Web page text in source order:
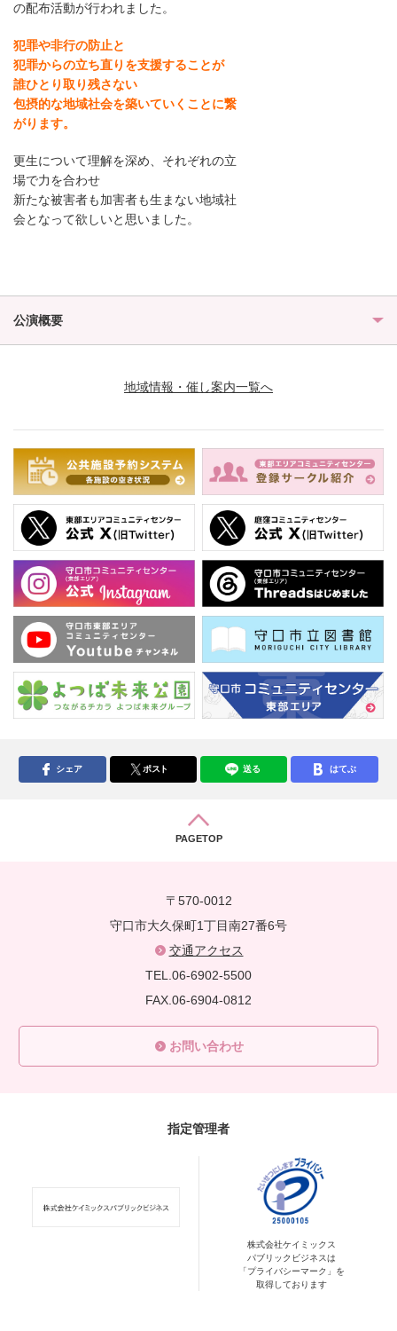
の配布活動が行われました。
犯罪や非行の防止と
犯罪からの立ち直りを支援することが
誰ひとり取り残さない
包摂的な地域社会を築いていくことに繋
がります。
更生について理解を深め、それぞれの立
場で力を合わせ
新たな被害者も加害者も生まない地域社
会となって欲しいと思いました。
公演概要
地域情報・催し案内一覧へ
シェア ポスト 送る はてぶ
PAGETOP
〒570-0012
守口市大久保町1丁目南27番6号
交通アクセス
TEL.06-6902-5500
FAX.06-6904-0812
お問い合わせ
指定管理者
株式会社ケイミックス
パブリックビジネスは
「プライバシーマーク」を
取得しております